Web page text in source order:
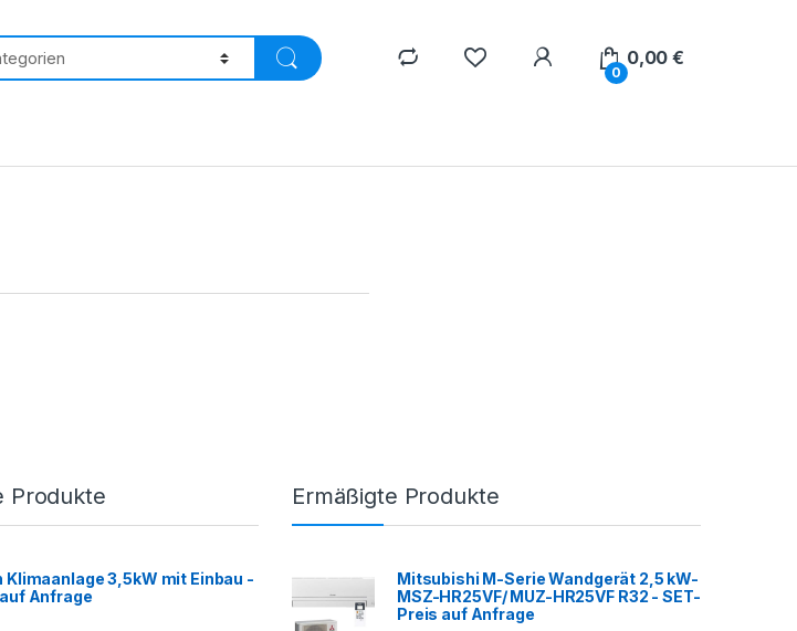
0
0,00€
Produkte
Klimaanlage 3,5kW mit Einbau -
Anfrage
Ermäßigte Produkte
Mitsubishi M-Serie Wandgerät 2,5 kW-
MSZ-HR25VF/ MUZ-HR25VF R32 - SET-
Preis auf Anfrage